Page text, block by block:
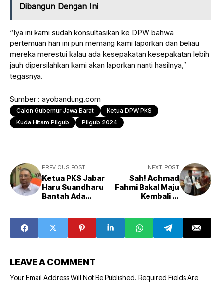
Dibangun Dengan Ini
“Iya ini kami sudah konsultasikan ke DPW bahwa
pertemuan hari ini pun memang kami laporkan dan beliau
mereka merestui kalau ada kesepakatan kesepakatan lebih
jauh dipersilahkan kami akan laporkan nanti hasilnya,”
tegasnya.
Sumber : ayobandung.com
Calon Gubernur Jawa Barat
Ketua DPW PKS
Kuda Hitam Pilgub
Pilgub 2024
PREVIOUS POST
Ketua PKS Jabar
Haru Suandharu
Bantah Ada
Bandung: Baru
Fofotoan
NEXT POST
Sah! Achmad
Fahmi Bakal Maju
Kembali di
LEAVE A COMMENT
Your Email Address Will Not Be Published. Required Fields Are